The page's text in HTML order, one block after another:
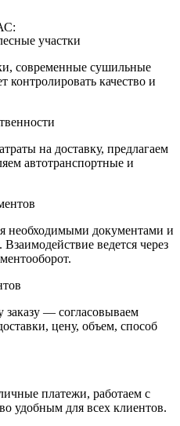
участки
современные сушильные
контролировать качество и
на доставку, предлагаем
автотранспортные и
необходимыми документами и
ведется через
— согласовываем
цену, объем, способ
платежи, работаем с
удобным для всех клиентов.